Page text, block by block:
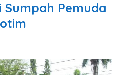
Pemuda